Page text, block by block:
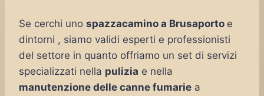
Se cerchi uno spazzacamino a Brusaporto e
dintorni , siamo validi esperti e professionisti
del settore in quanto offriamo un set di servizi
specializzati nella pulizia e nella
manutenzione delle canne fumarie a